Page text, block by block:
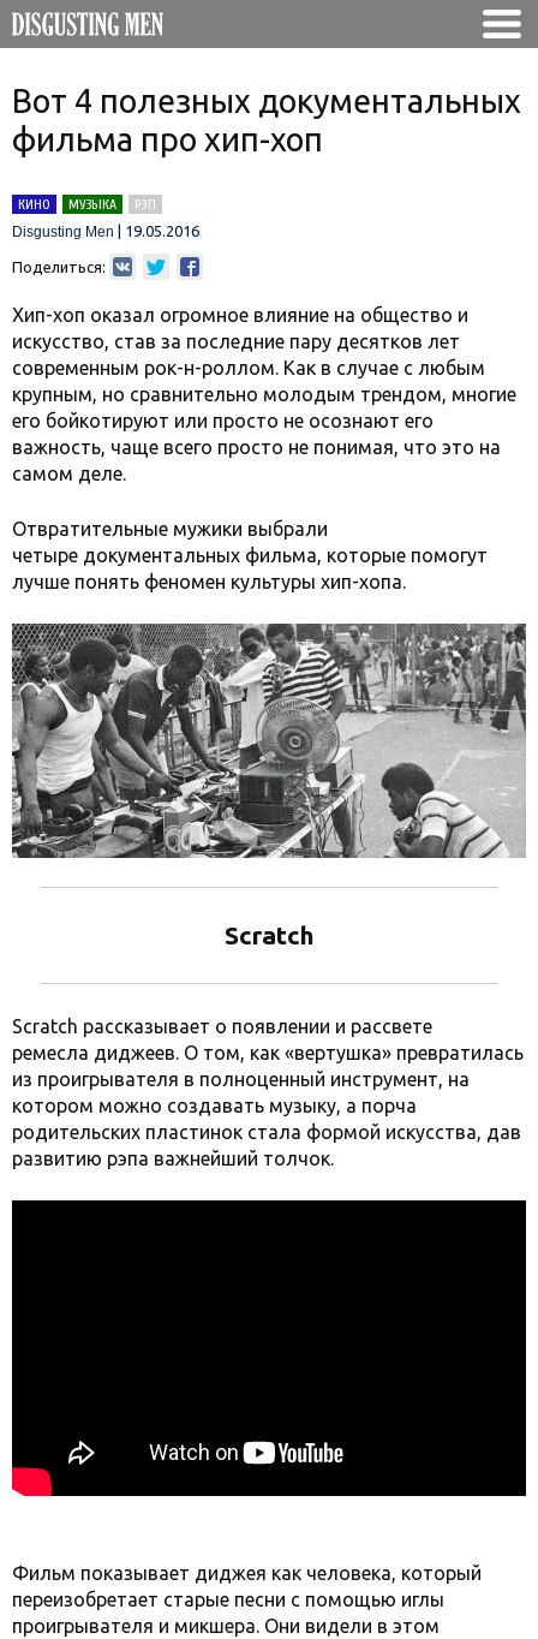
Вот 4 полезных документальных
фильма про хип-хоп
КИНО МУЗЫКА
РЭП
Disgusting Men
19.05.2016
Поделиться:
Хип-хоп оказал огромное влияние на общество и
искусство, став за последние пару десятков лет
современным рок-н-роллом. Как в случае с любым
крупным, но сравнительно молодым трендом, многие
его бойкотируют или просто не осознают его
важность, чаще всего просто не понимая, что это на
самом деле.
Отвратительные мужики выбрали
четыре документальных фильма, которые помогут
лучше понять феномен культуры хип-хопа.
Scratch
Scratch рассказывает о появлении и рассвете
ремесла диджеев. О том, как «вертушка» превратилась
из проигрывателя в полноценный инструмент, на
котором можно создавать музыку, а порча
родительских пластинок стала формой искусства, дав
развитию рэпа важнейший толчок.
Фильм показывает диджея как человека, который
переизобретает старые песни с помощью иглы
проигрывателя и микшера. Они видели в этом